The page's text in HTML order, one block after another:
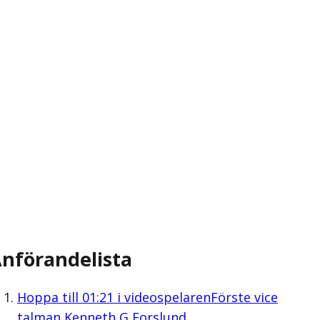
Hoppa till 01:21 i videospelarenFörste vice